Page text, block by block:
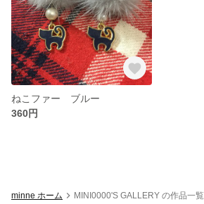
ねこファー ブルー
360円
minne ホーム MINI0000'S GALLERY の作品一覧